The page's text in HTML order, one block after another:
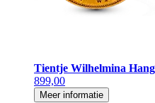
Tientje Wilhelmina
899,00
Meer informatie